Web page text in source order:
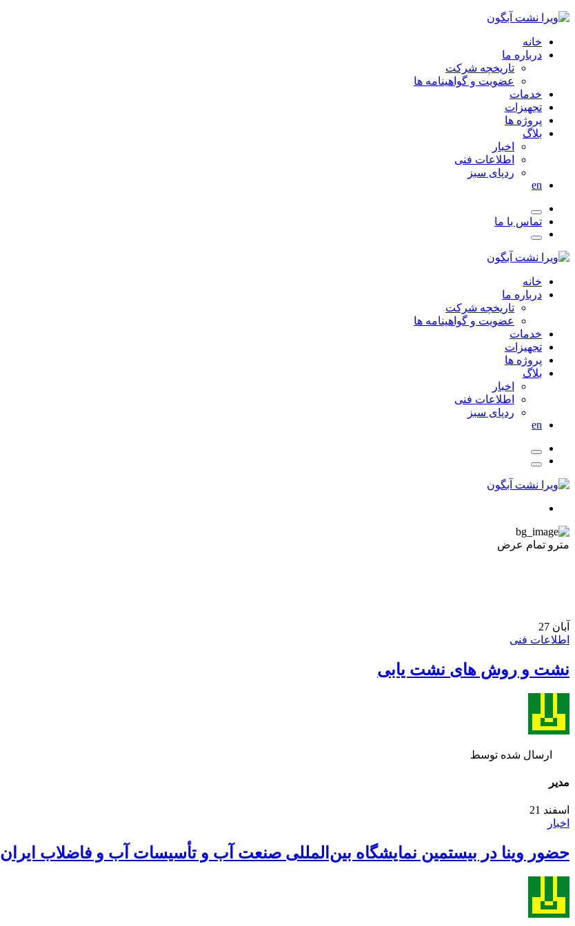
خانه
درباره ما
تاریخچه شرکت
عضویت و گواهینامه ها
خدمات
تجهیزات
پروژه ها
بلاگ
اخبار
اطلاعات فنی
ردپای سبز
en
تماس با ما
خانه
درباره ما
تاریخچه شرکت
عضویت و گواهینامه ها
خدمات
تجهیزات
پروژه ها
بلاگ
اخبار
اطلاعات فنی
ردپای سبز
en
مترو تمام عرض
آبان 27
اطلاعات فنی
نشت و روش های نشت یابی
ارسال شده توسط
مدیر
اسفند 21
اخبار
حضور وینا در بیستمین نمایشگاه بین‌المللی صنعت آب و تأسیسات آب و فاضلاب ایران